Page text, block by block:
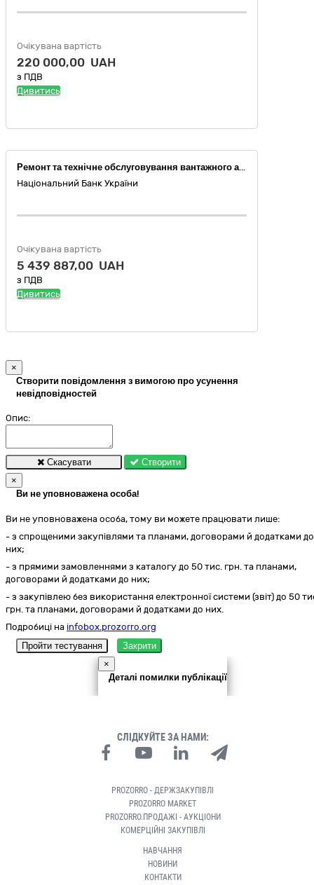
Очікувана вартість
220 000,00 UAH
з ПДВ
Дивитись
Ремонт та технічне обслуговування вантажного автотранспорту: ремонт автомобілів - 50112100-4; технічне обслуговування автомобілів - 50112200-5; шиноремонт, у тому числі шиномонтаж та балансування коліс - 50116500-6
Національний Банк України
Очікувана вартість
5 439 887,00 UAH
з ПДВ
Дивитись
×
Створити повідомлення з вимогою про усунення
невідповідностей
Опис:
Скасувати
Створити
×
Ви не уповноважена особа!
Ви не уповноважена особа, тому ви можете працювати лише:
- з спрощеними закупівлями та планами, договорами й додатками до
них;
- з прямими замовленнями з каталогу до 50 тис. грн. та планами,
договорами й додатками до них;
- з закупівлею без використання електронної системи (звіт) до 50
грн. та планами, договорами й додатками до них.
Подробиці на infobox.prozorro.org
Пройти тестування
Закрити
×
Деталі помилки публікації
СЛІДКУЙТЕ ЗА НАМИ:
PROZORRO - ДЕРЖЗАКУПІВЛІ
PROZORRO MARKET
PROZORRO.ПРОДАЖІ - АУКЦІОНИ
КОМЕРЦІЙНІ ЗАКУПІВЛІ
НАВЧАННЯ
НОВИНИ
КОНТАКТИ